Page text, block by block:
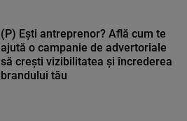
(P) Ești antreprenor? Află cum te
ajută o campanie de advertoriale
să crești vizibilitatea și încrederea
brandului tău